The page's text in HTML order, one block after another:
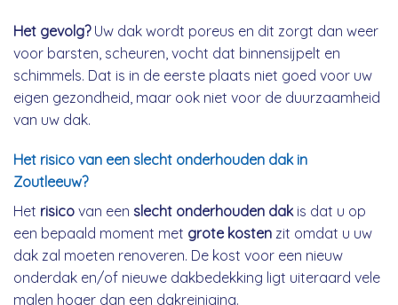
Het gevolg?Uw dak wordt poreus en dit zorgt dan weer
voor barsten, scheuren, vocht dat binnensijpelt en
schimmels. Dat is in de eerste plaats niet goed voor uw
eigen gezondheid, maar ook niet voor de duurzaamheid
van uw dak.
Het risico van een slecht onderhouden dak in
Zoutleeuw?
Het risico van een slecht onderhouden dakis dat u op
een bepaald moment met grote kosten zit omdat u uw
dak zal moeten renoveren. De kost voor een nieuw
onderdak en/of nieuwe dakbedekking ligt uiteraard vele
malen hoger dan een dakreiniging.